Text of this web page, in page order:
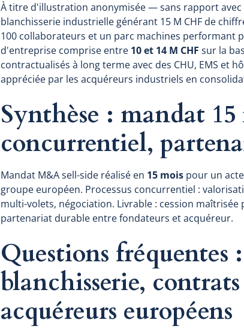
À titre d'illustration anonymisée — sans rapport
blanchisserie industrielle générant 15 M CHF de
100 collaborateurs et un parc machines performant
d'entreprise comprise entre 10 et 14 M CHF sur la
contractualisés à long terme avec des CHU, EMS et
appréciée par les acquéreurs industriels en
Synthèse : mandat 15
concurrentiel,
Mandat M&A sell-side réalisé en 15 mois pour un
groupe européen. Processus concurrentiel :
multi-volets, négociation. Livrable : cession
partenariat durable entre fondateurs et acquéreur.
Questions fréquentes
blanchisserie,
acquéreurs européens